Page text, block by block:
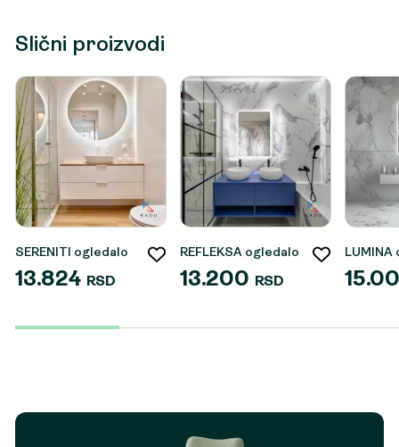
Slični proizvodi
SERENITI ogledalo
13.824 RSD
REFLEKSA ogledalo
13.200 RSD
LUMINA